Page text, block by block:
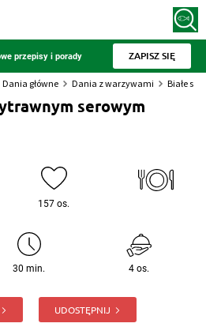
przepisy i porady ZAPISZ SIĘ
Dania główne Dania z warzywami Białe
serowym
157 os.
30 min. 4 os.
UDOSTĘPNIJ